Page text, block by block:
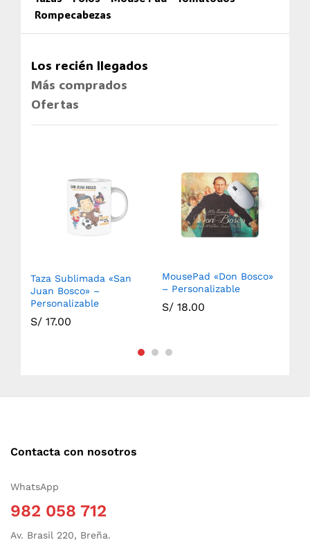
Rompecabezas
Los recién llegados
Más comprados
Ofertas
Taza Sublimada «San
Juan Bosco» –
Personalizable
S/ 17.00
MousePad «Don Bosco»
– Personalizable
S/ 18.00
Contacta con nosotros
WhatsApp
982 058 712
Av. Brasil 220, Breña.